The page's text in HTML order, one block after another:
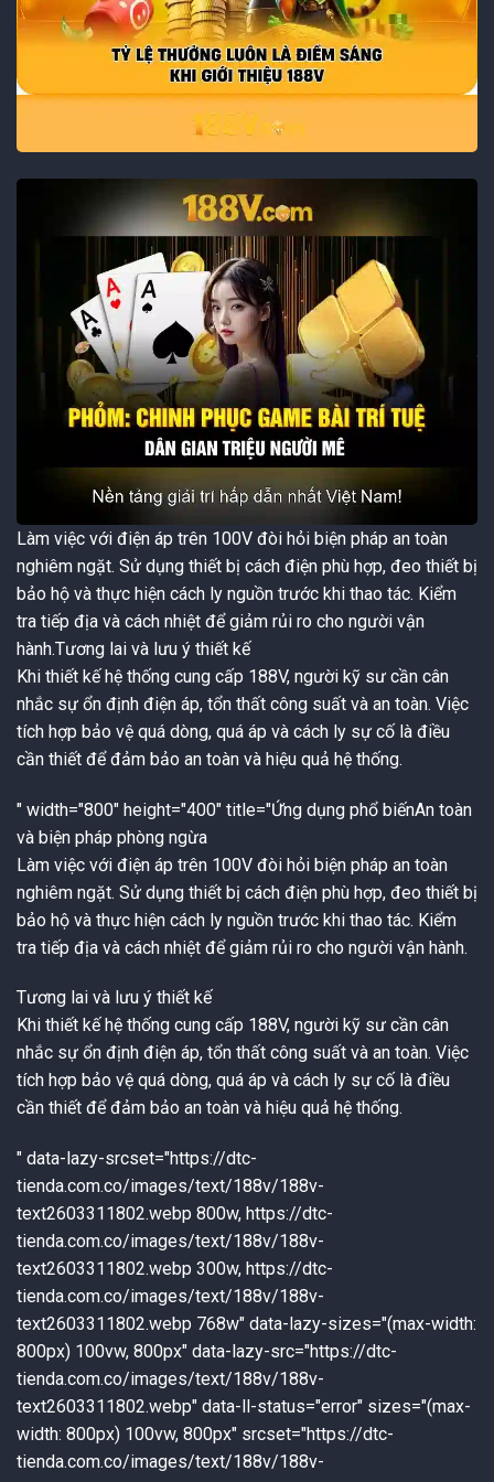
Làm việc với điện áp trên 100V đòi hỏi biện pháp an toàn
nghiêm ngặt. Sử dụng thiết bị cách điện phù hợp, đeo thiết bị
bảo hộ và thực hiện cách ly nguồn trước khi thao tác. Kiểm
tra tiếp địa và cách nhiệt để giảm rủi ro cho người vận
hành.Tương lai và lưu ý thiết kế
Khi thiết kế hệ thống cung cấp 188V, người kỹ sư cần cân
nhắc sự ổn định điện áp, tổn thất công suất và an toàn. Việc
tích hợp bảo vệ quá dòng, quá áp và cách ly sự cố là điều
cần thiết để đảm bảo an toàn và hiệu quả hệ thống.
" width="800" height="400" title="Ứng dụng phổ biếnAn toàn
và biện pháp phòng ngừa
Làm việc với điện áp trên 100V đòi hỏi biện pháp an toàn
nghiêm ngặt. Sử dụng thiết bị cách điện phù hợp, đeo thiết bị
bảo hộ và thực hiện cách ly nguồn trước khi thao tác. Kiểm
tra tiếp địa và cách nhiệt để giảm rủi ro cho người vận hành.
Tương lai và lưu ý thiết kế
Khi thiết kế hệ thống cung cấp 188V, người kỹ sư cần cân
nhắc sự ổn định điện áp, tổn thất công suất và an toàn. Việc
tích hợp bảo vệ quá dòng, quá áp và cách ly sự cố là điều
cần thiết để đảm bảo an toàn và hiệu quả hệ thống.
" data-lazy-srcset="https://dtc-
tienda.com.co/images/text/188v/188v-
text2603311802.webp 800w, https://dtc-
tienda.com.co/images/text/188v/188v-
text2603311802.webp 300w, https://dtc-
tienda.com.co/images/text/188v/188v-
text2603311802.webp 768w" data-lazy-sizes="(max-width:
800px) 100vw, 800px" data-lazy-src="https://dtc-
tienda.com.co/images/text/188v/188v-
text2603311802.webp" data-ll-status="error" sizes="(max-
width: 800px) 100vw, 800px" srcset="https://dtc-
tienda.com.co/images/text/188v/188v-